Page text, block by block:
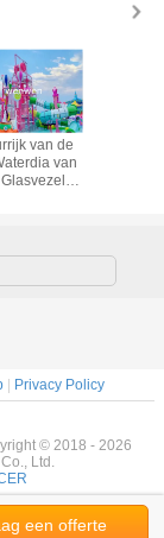
van de
van
Familie
een offerte
|
Privacy Policy
© 2018 - 2026
Ltd.